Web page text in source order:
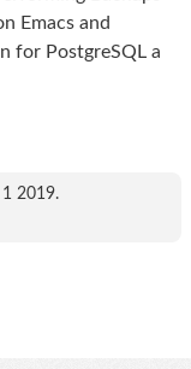
Emacs and
for PostgreSQL a
1 2019.